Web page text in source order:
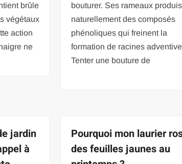
brûle
végétaux
action
ne
bouturer. Ses rameaux
naturellement des composés
phénoliques qui freinent la
formation de racines
Tenter une bouture de
jardin
à
Pourquoi mon laurier
des feuilles jaunes au